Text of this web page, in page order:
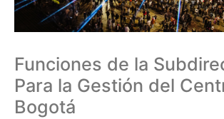
Funciones de la
Para la Gestión del
Bogotá